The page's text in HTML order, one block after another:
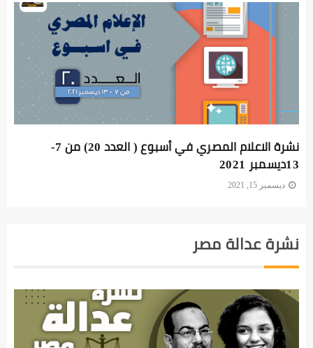
نشرة الاعلام المصري في أسبوع ( العدد 20) من 7-
13ديسمبر 2021
ديسمبر 15, 2021
نشرة عدالة مصر